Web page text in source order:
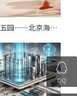
一村三山五园——北京海淀特色文化虚拟展
QQ